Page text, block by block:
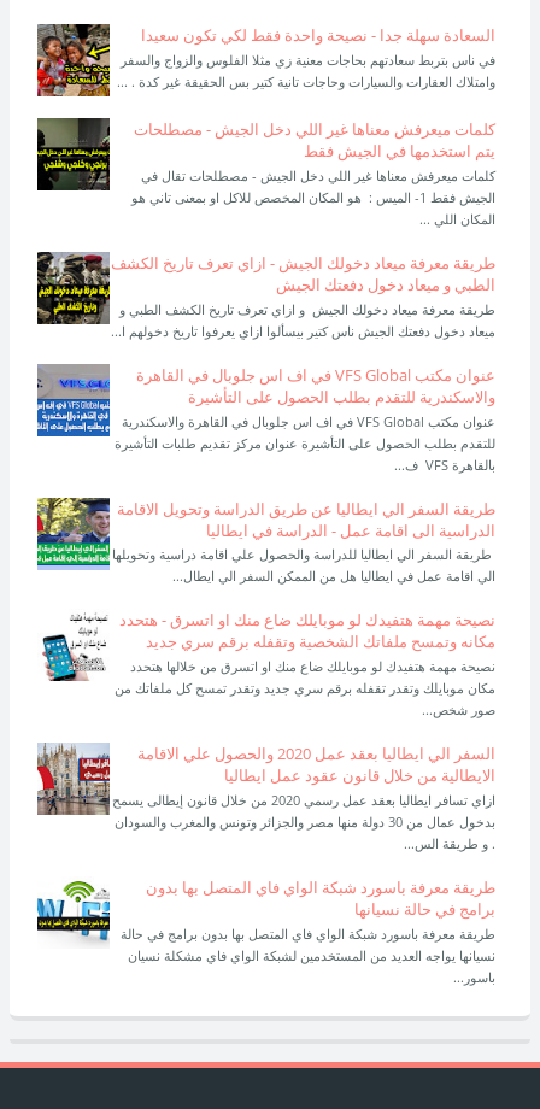
السعادة سهلة جدا - نصيحة واحدة فقط لكي تكون سعيدا
في ناس بتربط سعادتهم بحاجات معنية زي مثلا الفلوس والزواج والسفر
وامتلاك العقارات والسيارات وحاجات تانية كتير بس الحقيقة غير كدة . ...
كلمات ميعرفش معناها غير اللي دخل الجيش - مصطلحات
يتم استخدمها في الجيش فقط
كلمات ميعرفش معناها غير اللي دخل الجيش - مصطلحات تقال في
الجيش فقط 1- الميس : هو المكان المخصص للاكل او بمعنى تاني هو
المكان اللي ...
طريقة معرفة ميعاد دخولك الجيش - ازاي تعرف تاريخ الكشف
الطبي و ميعاد دخول دفعتك الجيش
طريقة معرفة ميعاد دخولك الجيش و ازاي تعرف تاريخ الكشف الطبي و
ميعاد دخول دفعتك الجيش ناس كتير بيسألوا ازاي يعرفوا تاريخ دخولهم ا...
عنوان مكتب VFS Global في اف اس جلوبال في القاهرة
والاسكندرية للتقدم بطلب الحصول على التأشيرة
عنوان مكتب VFS Global في اف اس جلوبال في القاهرة والاسكندرية
للتقدم بطلب الحصول على التأشيرة عنوان مركز تقديم طلبات التأشيرة
بالقاهرة VFS ف...
طريقة السفر الي ايطاليا عن طريق الدراسة وتحويل الاقامة
الدراسية الى اقامة عمل - الدراسة في ايطاليا
طريقة السفر الي ايطاليا للدراسة والحصول علي اقامة دراسية وتحويلها
الي اقامة عمل في ايطاليا هل من الممكن السفر الي ايطال...
نصيحة مهمة هتفيدك لو موبايلك ضاع منك او اتسرق - هتحدد
مكانه وتمسح ملفاتك الشخصية وتقفله برقم سري جديد
نصيحة مهمة هتفيدك لو موبايلك ضاع منك او اتسرق من خلالها هتحدد
مكان موبايلك وتقدر تقفله برقم سري جديد وتقدر تمسح كل ملفاتك من
صور شخص...
السفر الي ايطاليا بعقد عمل 2020 والحصول علي الاقامة
الايطالية من خلال قانون عقود عمل ايطاليا
ازاي تسافر ايطاليا بعقد عمل رسمي 2020 من خلال قانون إيطالى يسمح
بدخول عمال من 30 دولة منها مصر والجزائر وتونس والمغرب والسودان
. و طريقة الس...
طريقة معرفة باسورد شبكة الواي فاي المتصل بها بدون
برامج في حالة نسيانها
طريقة معرفة باسورد شبكة الواي فاي المتصل بها بدون برامج في حالة
نسيانها يواجه العديد من المستخدمين لشبكة الواي فاي مشكلة نسيان
باسور...